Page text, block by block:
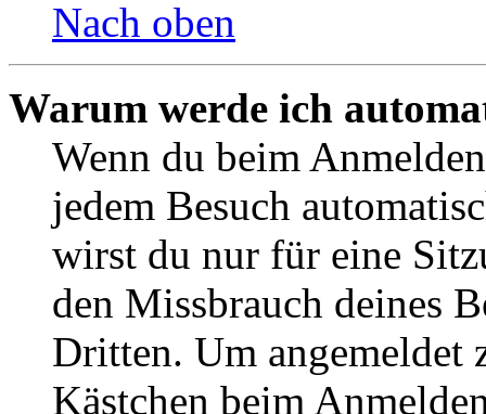
Nach oben
Warum werde ich
Wenn du beim
jedem Besuch
wirst du nur für eine
den Missbrauch deines
Dritten. Um angemeldet
Kästchen beim